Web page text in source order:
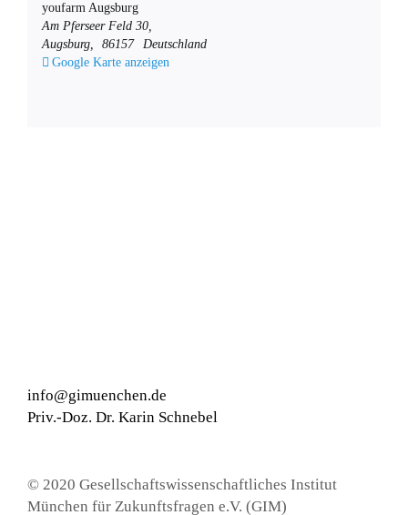
youfarm Augsburg
Am Pferseer Feld 30,
Augsburg, 86157
Deutschland
Google Karte anzeigen
info@gimuenchen.de
Priv.-Doz. Dr. Karin Schnebel
© 2020 Gesellschaftswissenschaftliches Institut
München für Zukunftsfragen e.V. (GIM)